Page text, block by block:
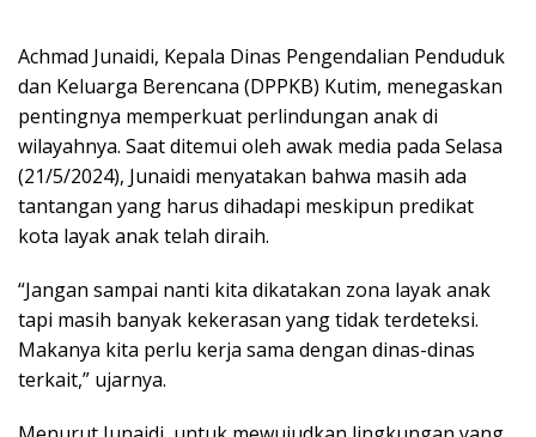
Achmad Junaidi, Kepala Dinas Pengendalian Penduduk
dan Keluarga Berencana (DPPKB) Kutim, menegaskan
pentingnya memperkuat perlindungan anak di
wilayahnya. Saat ditemui oleh awak media pada Selasa
(21/5/2024), Junaidi menyatakan bahwa masih ada
tantangan yang harus dihadapi meskipun predikat
kota layak anak telah diraih.
“Jangan sampai nanti kita dikatakan zona layak anak
tapi masih banyak kekerasan yang tidak terdeteksi.
Makanya kita perlu kerja sama dengan dinas-dinas
terkait,” ujarnya.